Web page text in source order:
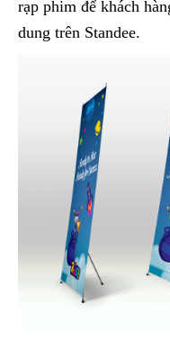
rạp phim để khách
dung trên Standee.